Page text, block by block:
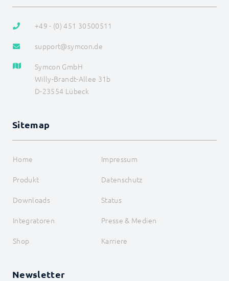
+49 - (0) 451 30500511
support@symcon.de
Symcon GmbH
Willy-Brandt-Allee 31b
D-23554 Lübeck
Sitemap
Home
Impressum
Produkt
Datenschutz
Downloads
Status
Integratoren
Presse & Medien
Shop
Karriere
Newsletter